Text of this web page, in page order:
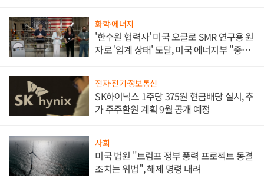
화학·에너지
'한수원 협력사' 미국 오클로 SMR 연구용 원
자로 '임계 상태' 도달, 미국 에너지부 "중요
전자·전기·정보통신
SK하이닉스 1주당 375원 현금배당 실시, 추
가 주주환원 계획 9월 공개 예정
사회
미국 법원 "트럼프 정부 풍력 프로젝트 동결
조치는 위법", 해제 명령 내려